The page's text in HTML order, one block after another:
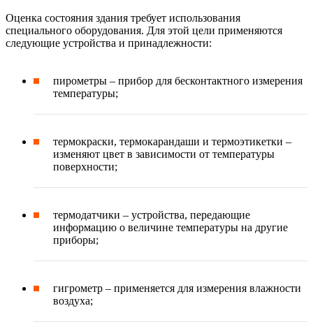
Оценка состояния здания требует использования
специального оборудования. Для этой цели применяются
следующие устройства и принадлежности:
пирометры – прибор для бесконтактного измерения
температуры;
термокраски, термокарандаши и термоэтикетки –
изменяют цвет в зависимости от температуры
поверхности;
термодатчики – устройства, передающие
информацию о величине температуры на другие
приборы;
гигрометр – применяется для измерения влажности
воздуха;